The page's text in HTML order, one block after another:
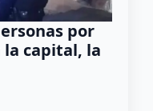
por
capital, la